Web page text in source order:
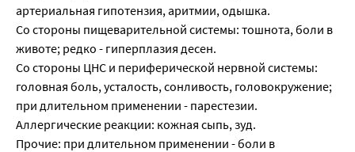
артериальная гипотензия, аритмии, одышка.
Со стороны пищеварительной системы: тошнота, боли в
животе; редко - гиперплазия десен.
Со стороны ЦНС и периферической нервной системы:
головная боль, усталость, сонливость, головокружение;
при длительном применении - парестезии.
Аллергические реакции: кожная сыпь, зуд.
Прочие: при длительном применении - боли в